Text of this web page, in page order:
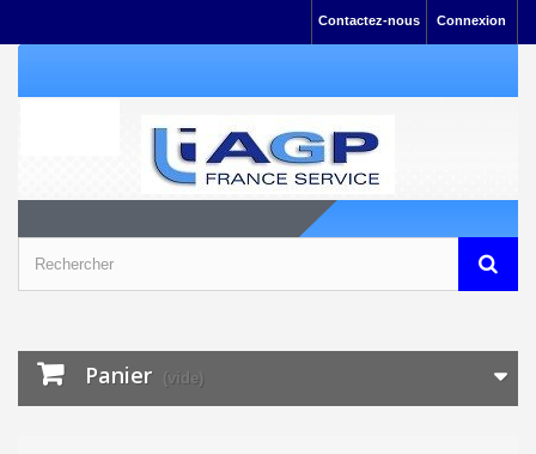
Connexion
Contactez-nous
Panier (vide)